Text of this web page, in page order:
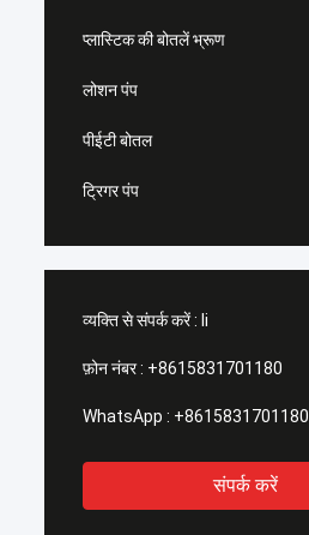
प्लास्टिक की बोतलें भ्रूण
लोशन पंप
पीईटी बोतल
ट्रिगर पंप
व्यक्ति से संपर्क करें : li
फ़ोन नंबर : +8615831701180
WhatsApp : +8615831701180
संपर्क करें